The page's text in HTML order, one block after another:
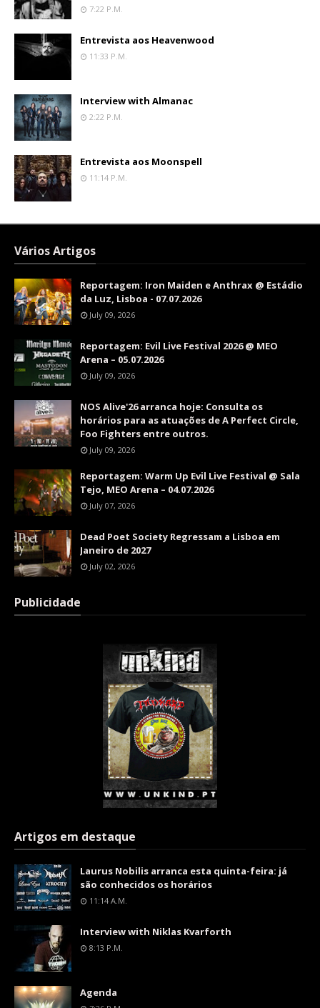
7:22 P.m.
Entrevista aos Heavenwood
11:33 P.m.
Interview with Almanac
2:22 P.m.
Entrevista aos Moonspell
11:14 P.m.
Vários Artigos
Reportagem: Iron Maiden e Anthrax @ Estádio
da Luz, Lisboa - 07.07.2026
July 09, 2026
Reportagem: Evil Live Festival 2026 @ MEO
Arena – 05.07.2026
July 09, 2026
NOS Alive'26 arranca hoje: Consulta os
horários para as atuações de A Perfect Circle,
Foo Fighters entre outros.
July 09, 2026
Reportagem: Warm Up Evil Live Festival @ Sala
Tejo, MEO Arena – 04.07.2026
July 07, 2026
Dead Poet Society Regressam a Lisboa em
Janeiro de 2027
July 02, 2026
Publicidade
Artigos em destaque
Laurus Nobilis arranca esta quinta-feira: já
são conhecidos os horários
11:14 A.m.
Interview with Niklas Kvarforth
8:13 P.m.
Agenda